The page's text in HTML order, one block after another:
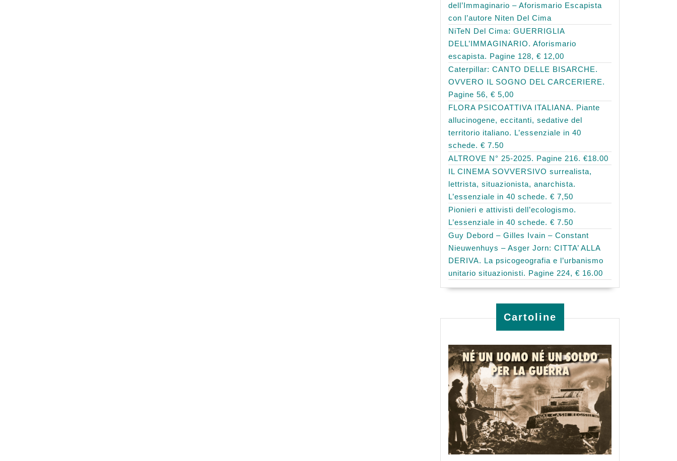
dell’Immaginario – Aforismario Escapista
con l’autore Niten Del Cima
NiTeN Del Cima: GUERRIGLIA
DELL’IMMAGINARIO. Aforismario
escapista. Pagine 128, € 12,00
Caterpillar: CANTO DELLE BISARCHE.
OVVERO IL SOGNO DEL CARCERIERE.
Pagine 56, € 5,00
FLORA PSICOATTIVA ITALIANA. Piante
allucinogene, eccitanti, sedative del
territorio italiano. L’essenziale in 40
schede. € 7.50
ALTROVE N° 25-2025. Pagine 216. €18.00
IL CINEMA SOVVERSIVO surrealista,
lettrista, situazionista, anarchista.
L’essenziale in 40 schede. € 7,50
Pionieri e attivisti dell’ecologismo.
L’essenziale in 40 schede. € 7.50
Guy Debord – Gilles Ivain – Constant
Nieuwenhuys – Asger Jorn: CITTA’ ALLA
DERIVA. La psicogeografia e l’urbanismo
unitario situazionisti. Pagine 224, € 16.00
Cartoline